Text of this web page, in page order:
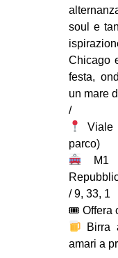
soul e
Chicago
festa,
un mare
/
Viale
parco)
M1
/ 9, 33, 1
🎟 Offera
Birra
amari a